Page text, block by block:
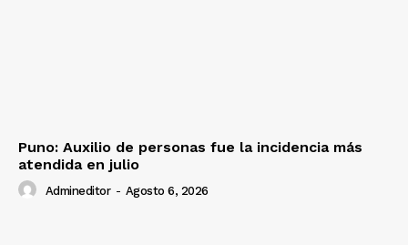
Nosotros
Contacto
Puno: Auxilio de personas fue la incidencia más
atendida en julio
Admineditor - Agosto 6, 2026